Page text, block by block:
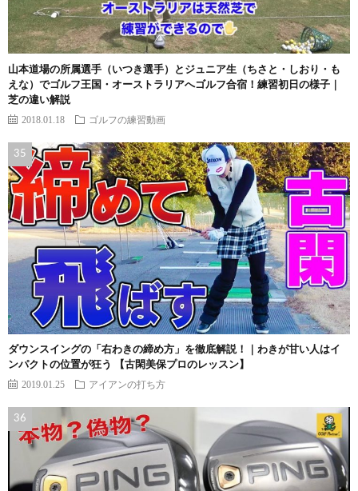
山本道場の所属選手（いつき選手）とジュニア生（ちさと・しおり・も
えな）でゴルフ王国・オーストラリアへゴルフ合宿！練習初日の様子｜
芝の違い解説
2018.01.18 ゴルフの練習動画
ダウンスイングの「右わきの締め方」を徹底解説！｜わきが甘い人はイ
ンパクトの位置が狂う 【古閑美保プロのレッスン】
2019.01.25 アイアンの打ち方